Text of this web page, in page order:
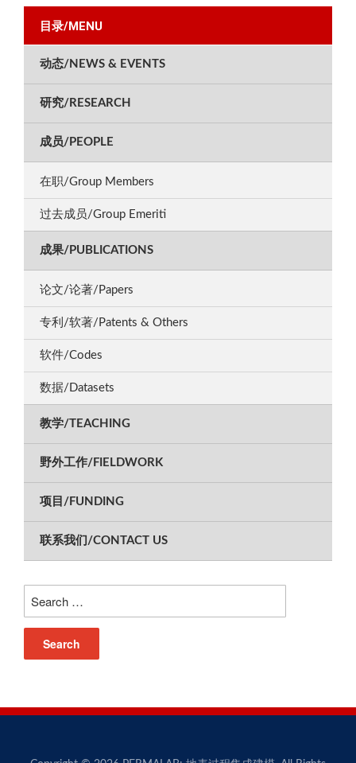
目录/MENU
动态/NEWS & EVENTS
研究/RESEARCH
成员/PEOPLE
在职/Group Members
过去成员/Group Emeriti
成果/PUBLICATIONS
论文/论著/Papers
专利/软著/Patents & Others
软件/Codes
数据/Datasets
教学/TEACHING
野外工作/FIELDWORK
项目/FUNDING
联系我们/CONTACT US